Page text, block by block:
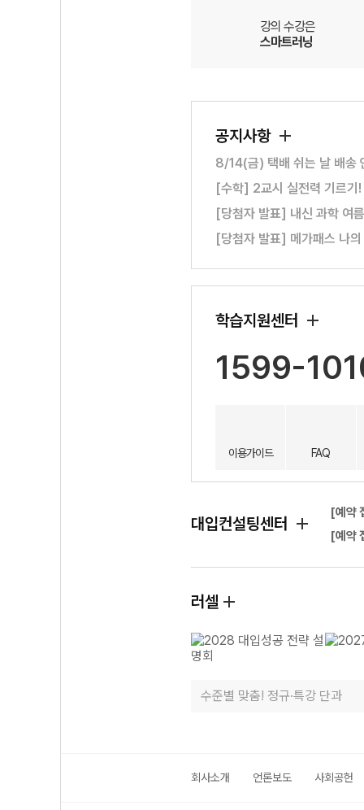
강의 수강은
스마트러닝
공지사항
8/14(금) 택배 쉬는 날 배송
[수학] 2교시 실전력 기르기
[당첨자 발표] 내신 과학 여
[당첨자 발표] 메가패스 나
학습지원센터
1599-
이용가이드 FAQ
대입컨설팅센터
[예약
[예약
러셀
수준별 맞춤! 정규·특강 단과
회사소개 언론보도 사회공헌